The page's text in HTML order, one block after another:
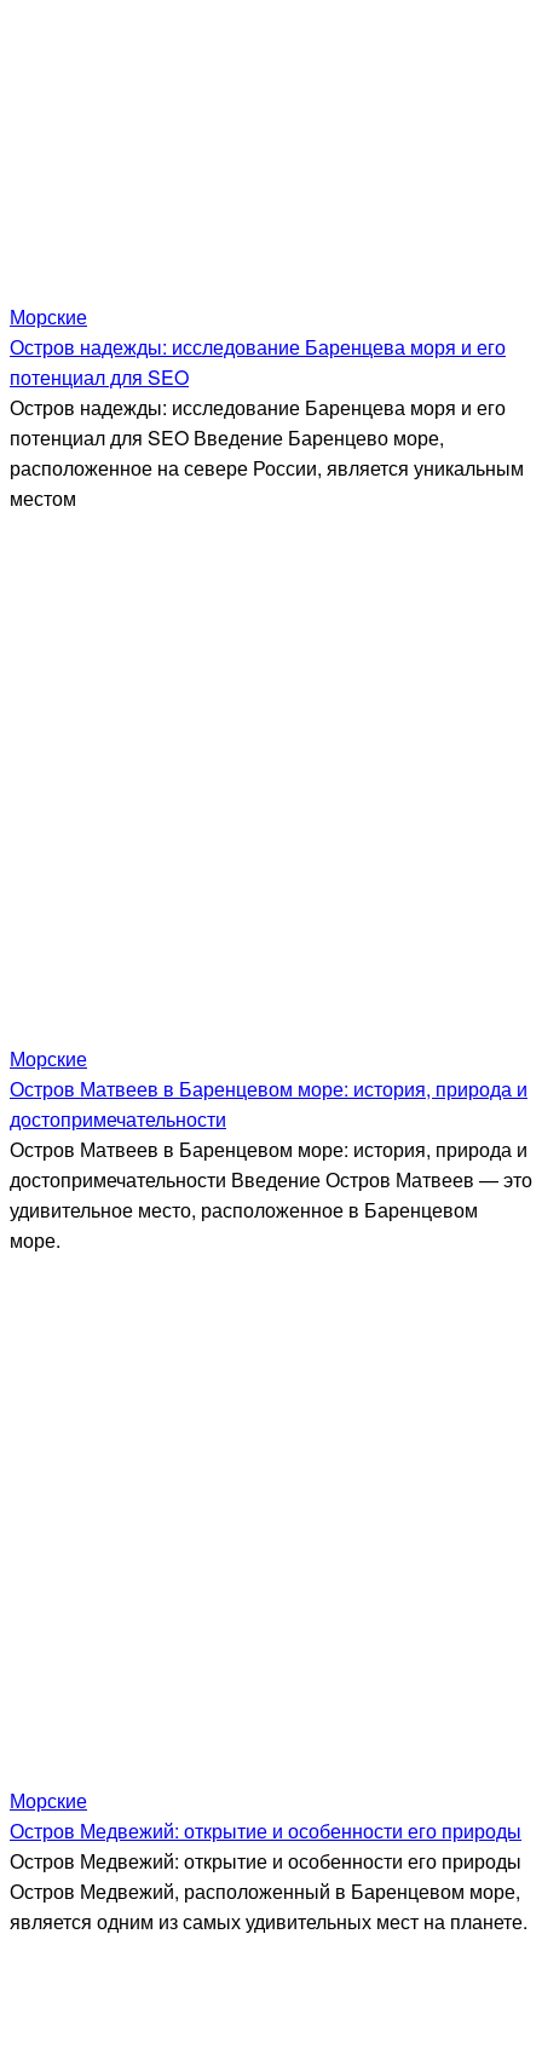
Морские
Остров надежды: исследование Баренцева моря и его
потенциал для SEO
Остров надежды: исследование Баренцева моря и его
потенциал для SEO Введение Баренцево море,
расположенное на севере России, является уникальным
местом
Морские
Остров Матвеев в Баренцевом море: история, природа и
достопримечательности
Остров Матвеев в Баренцевом море: история, природа и
достопримечательности Введение Остров Матвеев — это
удивительное место, расположенное в Баренцевом
море.
Морские
Остров Медвежий: открытие и особенности его природы
Остров Медвежий: открытие и особенности его природы
Остров Медвежий, расположенный в Баренцевом море,
является одним из самых удивительных мест на планете.